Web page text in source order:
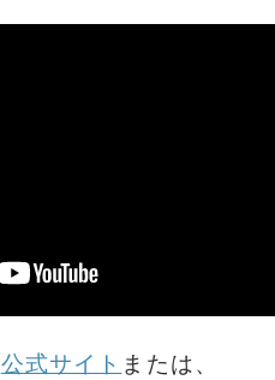
公式サイト または、